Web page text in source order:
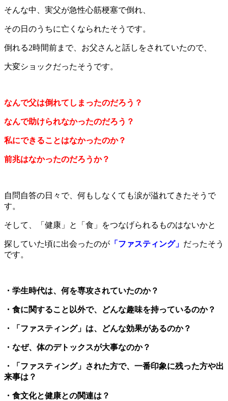
そんな中、実父が急性心筋梗塞で倒れ、
その日のうちに亡くなられたそうです。
倒れる2時間前まで、お父さんと話しをされていたので、
大変ショックだったそうです。
なんで父は倒れてしまったのだろう？
なんで助けられなかったのだろう？
私にできることはなかったのか？
前兆はなかったのだろうか？
自問自答の日々で、何もしなくても涙が溢れてきたそうで
す。
そして、「健康」と「食」をつなげられるものはないかと
探していた頃に出会ったのが 「ファスティング」 だったそう
です。
・学生時代は、何を専攻されていたのか？
・食に関すること以外で、どんな趣味を持っているのか？
・「ファスティング」は、どんな効果があるのか？
・なぜ、体のデトックスが大事なのか？
・「ファスティング」された方で、一番印象に残った方や出
来事は？
・食文化と健康との関連は？